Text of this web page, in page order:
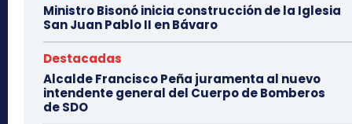
Ministro Bisonó inicia construcción de la Iglesia
San Juan Pablo II en Bávaro
Destacadas
Alcalde Francisco Peña juramenta al nuevo
intendente general del Cuerpo de Bomberos
de SDO